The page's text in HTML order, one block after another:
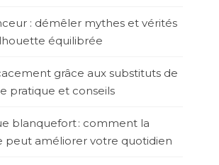
: démêler mythes et vérités
équilibrée
grâce aux substituts de
pratique et conseils
blanquefort : comment la
peut améliorer votre quotidien